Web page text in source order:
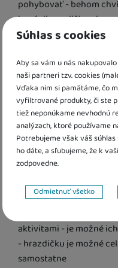
Súhlas s cookies
Aby sa vám u nás
naši partneri tzv. cookies
Vďaka nim si pamätáme, čo
vyfiltrované produkty, či ste
tiež neponúkame nevhodnú
analýzach, ktoré používame
Potrebujeme však váš
ho dáte, a sľubujeme, že k
zodpovedne.
Nastavenie
VŽDY AKTÍVNE
Technické cookies umožňujú
porovnávanie produktov a
Preferenčné a rozšírené
Odmietnuť všetko
pohybovať - ​​behom
bazénik s guličkami pre
dekou Tropical
učenie a hru. Každá
stimulovala zmysly
zručnosti, ako je
Pestrofarebné
svetielka navyše
sluchové a vizuálne
- pestrofarebná hracia
chvíľky premeniť na
- s hrazdičkou, ktorá
aktivitami - je možné
- hrazdičku je možné
samostatne